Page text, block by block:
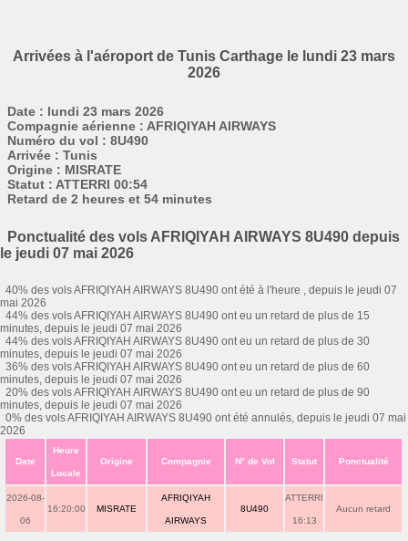
Arrivées à l'aéroport de Tunis Carthage le lundi 23 mars
2026
Date : lundi 23 mars 2026
Compagnie aérienne : AFRIQIYAH AIRWAYS
Numéro du vol : 8U490
Arrivée : Tunis
Origine : MISRATE
Statut : ATTERRI 00:54
Retard de 2 heures et 54 minutes
Ponctualité des vols AFRIQIYAH AIRWAYS 8U490 depuis
le jeudi 07 mai 2026
40% des vols AFRIQIYAH AIRWAYS 8U490 ont été à l'heure , depuis le jeudi 07
mai 2026
44% des vols AFRIQIYAH AIRWAYS 8U490 ont eu un retard de plus de 15
minutes, depuis le jeudi 07 mai 2026
44% des vols AFRIQIYAH AIRWAYS 8U490 ont eu un retard de plus de 30
minutes, depuis le jeudi 07 mai 2026
36% des vols AFRIQIYAH AIRWAYS 8U490 ont eu un retard de plus de 60
minutes, depuis le jeudi 07 mai 2026
20% des vols AFRIQIYAH AIRWAYS 8U490 ont eu un retard de plus de 90
minutes, depuis le jeudi 07 mai 2026
0% des vols AFRIQIYAH AIRWAYS 8U490 ont été annulés, depuis le jeudi 07 mai
2026
Date
Heure
Locale
Origine Compagnie N° de Vol Statut Ponctualité
2026-08-
06
16:20:00 MISRATE
AFRIQIYAH
AIRWAYS
8U490
ATTERRI
16:13
Aucun retard